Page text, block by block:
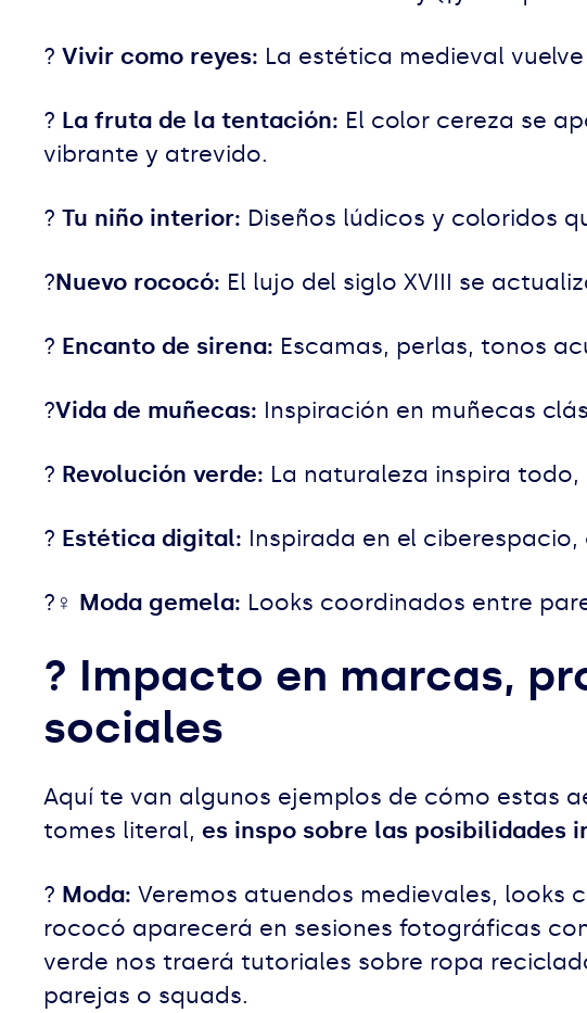
? Vivir como reyes: La estética medieval
? La fruta de la tentación: El color cereza se
vibrante y atrevido.
? Tu niño interior: Diseños lúdicos y coloridos
?Nuevo rococó: El lujo del siglo XVIII se
? Encanto de sirena: Escamas, perlas, tonos
?Vida de muñecas: Inspiración en muñecas
? Revolución verde: La naturaleza inspira
? Estética digital: Inspirada en el
?‍♀️ Moda gemela: Looks coordinados entre
? Impacto en marcas,
sociales
Aquí te van algunos ejemplos de cómo estas
tomes literal, es inspo sobre las posibilidades
? Moda: Veremos atuendos medievales, looks
rococó aparecerá en sesiones fotográficas
verde nos traerá tutoriales sobre ropa
parejas o squads.